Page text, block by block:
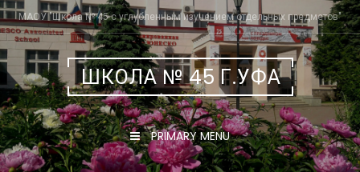
Skip
to
content
МАОУ "Школа № 45 с углубленным изучением отдельных предметов"
ШКОЛА № 45 Г.УФА
PRIMARY MENU